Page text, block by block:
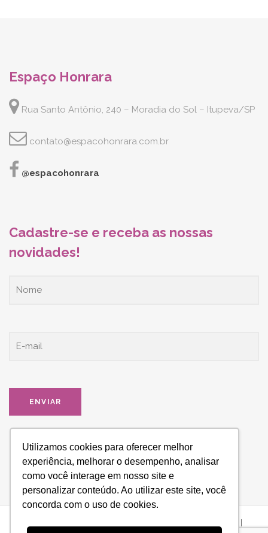
Utilizamos cookies para oferecer melhor
experiência, melhorar o desempenho, analisar
como você interage em nosso site e
personalizar conteúdo. Ao utilizar este site, você
concorda com o uso de cookies.
Espaço Honrara
Rua Santo Antônio, 240 – Moradia do Sol – Itupeva/SP
contato@espacohonrara.com.br
@espacohonrara
Cadastre-se e receba as nossas
novidades!
ESPAÇO HONRARA - Todos os direitos reservados © 2021 |